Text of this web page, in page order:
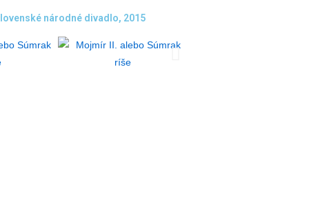
národné divadlo, 2015​